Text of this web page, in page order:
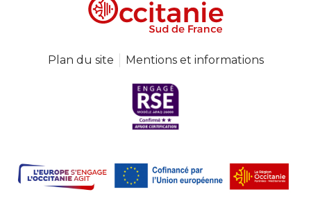
Plan du site Mentions et informations